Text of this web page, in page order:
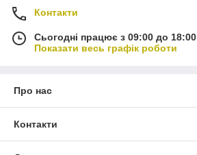
Контакти
Сьогодні працює з 09:00 до 18:00
Показати весь графік роботи
Про нас
Контакти